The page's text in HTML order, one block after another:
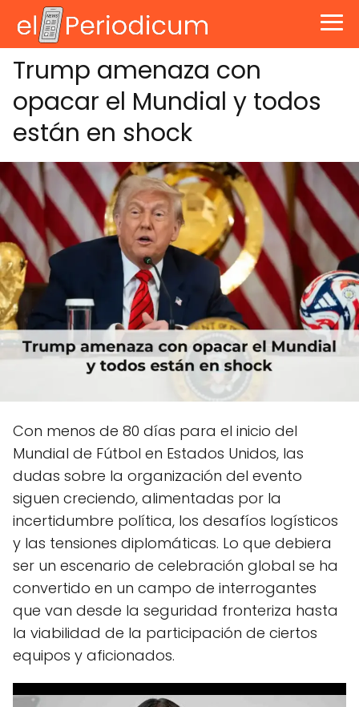
Trump amenaza con
opacar el Mundial y todos
están en shock
Con menos de 80 días para el inicio del
Mundial de Fútbol en Estados Unidos, las
dudas sobre la organización del evento
siguen creciendo, alimentadas por la
incertidumbre política, los desafíos logísticos
y las tensiones diplomáticas. Lo que debiera
ser un escenario de celebración global se ha
convertido en un campo de interrogantes
que van desde la seguridad fronteriza hasta
la viabilidad de la participación de ciertos
equipos y aficionados.